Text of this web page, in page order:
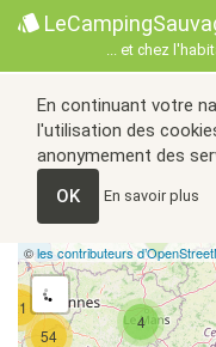
... et chez
En continuant votre
l'utilisation des
anonymement des
OK
En savoir plus
4
54
21
©les contributeurs